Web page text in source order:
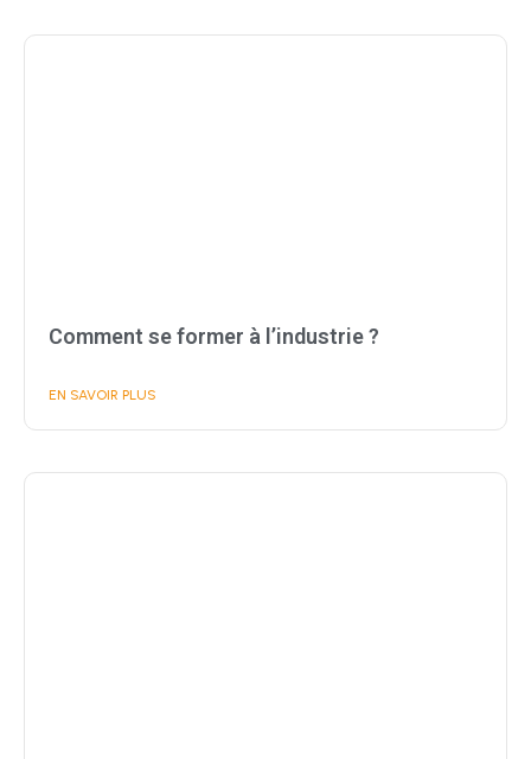
Comment se former à l’industrie ?
EN SAVOIR PLUS